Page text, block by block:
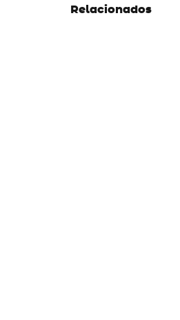
Relacionados